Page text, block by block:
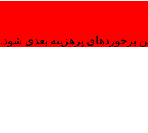
برخوردهای پرهزینه بعدی شود.